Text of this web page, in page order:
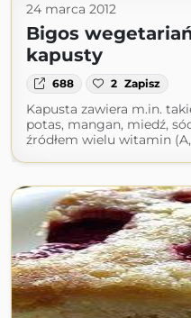
24 marca 2012
Bigos
kapusty
688 2 Zapisz
Kapusta zawiera m.in.
potas, mangan, miedź,
źródłem wielu witamin